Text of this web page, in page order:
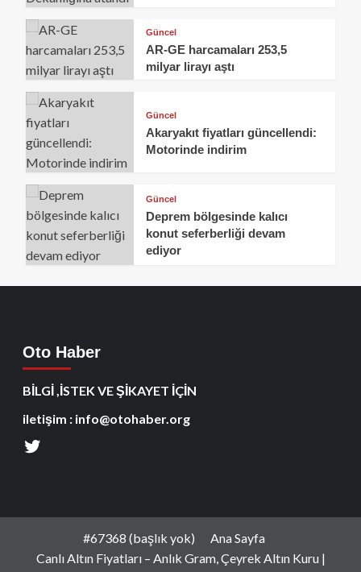
Güncel
AR-GE harcamaları 253,5
milyar lirayı aştı
Güncel
Akaryakıt fiyatları güncellendi:
Motorinde indirim
Güncel
Deprem bölgesinde kalıcı
konut seferberliği devam
ediyor
Oto Haber
BİLGİ ,İSTEK VE ŞİKAYET İÇİN
iletişim : info@otohaber.org
#67368 (başlık yok)
Ana Sayfa
Canlı Altın Fiyatları – Anlık Gram, Çeyrek Altın Kuru |